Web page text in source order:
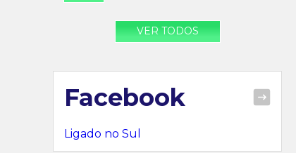
VER TODOS
Facebook
Ligado no Sul